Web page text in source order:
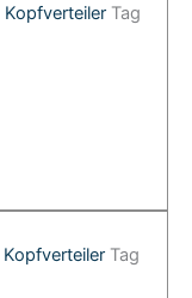
Kopfverteiler Tag
Kopfverteiler Tag